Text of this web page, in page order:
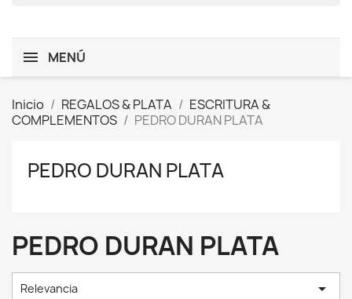
MENÚ
Inicio REGALOS & PLATA
ESCRITURA &
COMPLEMENTOS
PEDRO DURAN PLATA
PEDRO DURAN PLATA
PEDRO DURAN PLATA
Relevancia 